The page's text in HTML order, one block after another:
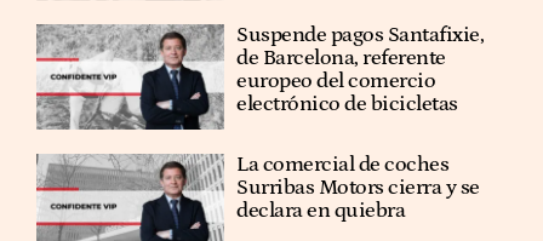
Suspende pagos Santafixie,
de Barcelona, referente
europeo del comercio
electrónico de bicicletas
La comercial de coches
Surribas Motors cierra y se
declara en quiebra